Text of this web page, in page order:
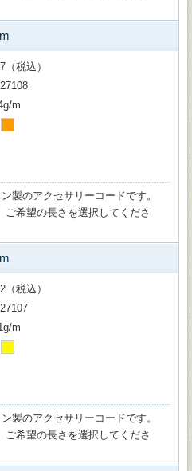
（税込）
m
製のアクセサリーコードです。
希望の長さを選択してくださ
（税込）
m
製のアクセサリーコードです。
希望の長さを選択してくださ